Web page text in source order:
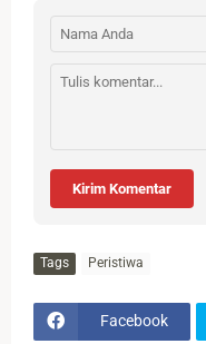
Kirim Komentar
Tags Peristiwa
Facebook